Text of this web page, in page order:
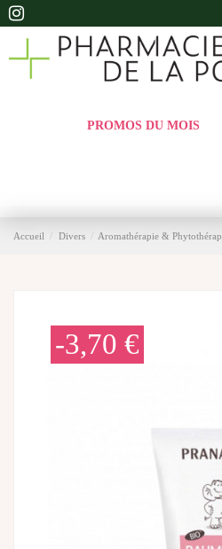
PROMOS DU MOIS
Accueil Divers Aromathérapie &
-3,70 €